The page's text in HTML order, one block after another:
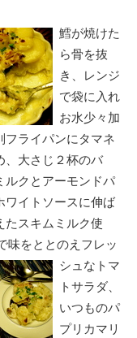
鱈が焼けた
ら骨を抜
き、レンジ
で袋に入れ
お水少々加
フライパンにタマネ
、大さじ２杯のバ
ルクとアーモンドパ
ワイトソースに伸ば
たスキムミルク使
味をととのえ フレッ
シュなトマ
トサラダ、
いつものパ
プリカマリ